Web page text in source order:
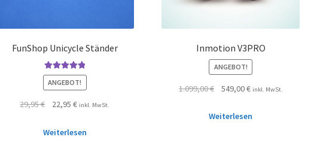
FunShop Unicycle Ständer
Bewertet mit
5.00von 5
ANGEBOT!
29,95€ 22,95 € inkl. MwSt.
Weiterlesen
Inmotion V3PRO
ANGEBOT!
1.099,00€ 549,00€ inkl. MwSt.
Weiterlesen